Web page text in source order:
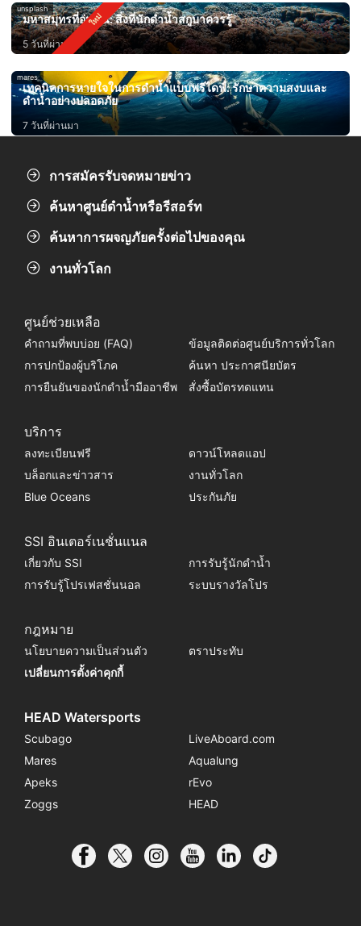
unsplash
มหาสมุทรที่อุ่นขึ้น: สิ่งที่นักดำน้ำสกูบาควรรู้
5 วันที่ผ่านมา
mares
เทคนิคการหายใจในการดำน้ำแบบฟรีไดฟ์: รักษาความสงบและ
ดำน้ำอย่างปลอดภัย
7 วันที่ผ่านมา
การสมัครรับจดหมายข่าว
ค้นหาศูนย์ดำน้ำหรือรีสอร์ท
ค้นหาการผจญภัยครั้งต่อไปของคุณ
งานทั่วโลก
ศูนย์ช่วยเหลือ
คำถามที่พบบ่อย (FAQ)
ข้อมูลติดต่อศูนย์บริการทั่วโลก
การปกป้องผู้บริโภค
ค้นหา ประกาศนียบัตร
การยืนยันของนักดำน้ำมืออาชีพ
สั่งซื้อบัตรทดแทน
บริการ
ลงทะเบียนฟรี
ดาวน์โหลดแอป
บล็อกและข่าวสาร
งานทั่วโลก
Blue Oceans
ประกันภัย
SSI อินเตอร์เนชั่นแนล
เกี่ยวกับ SSI
การรับรู้นักดำน้ำ
การรับรู้โปรเฟสชั่นนอล
ระบบรางวัลโปร
กฎหมาย
นโยบายความเป็นส่วนตัว
ตราประทับ
เปลี่ยนการตั้งค่าคุกกี้
HEAD Watersports
Scubago
LiveAboard.com
Mares
Aqualung
Apeks
rEvo
Zoggs
HEAD